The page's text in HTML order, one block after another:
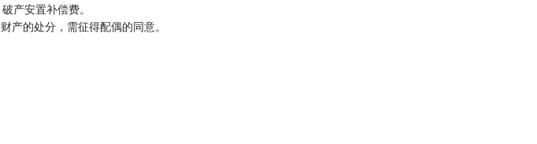
产安置补偿费。
的处分，需征得配偶的同意。